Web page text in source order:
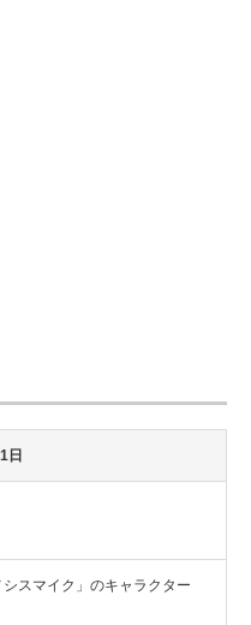
日
スマイク」のキャラクター